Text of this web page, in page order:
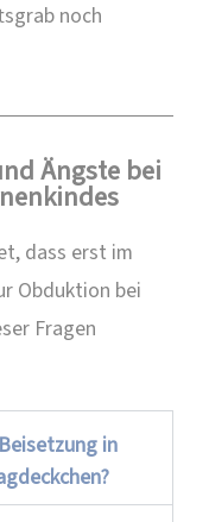
noch
Ängste bei
dass erst im
Obduktion bei
Fragen
in